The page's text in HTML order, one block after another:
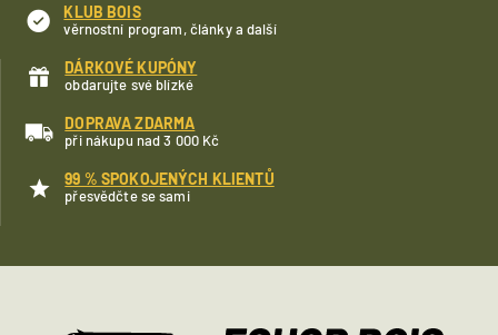
KLUB BOIS
věrnostní program, články a další
DÁRKOVÉ KUPÓNY
obdarujte své blízké
DOPRAVA ZDARMA
při nákupu nad 3 000 Kč
99 % SPOKOJENÝCH KLIENTŮ
přesvědčte se sami